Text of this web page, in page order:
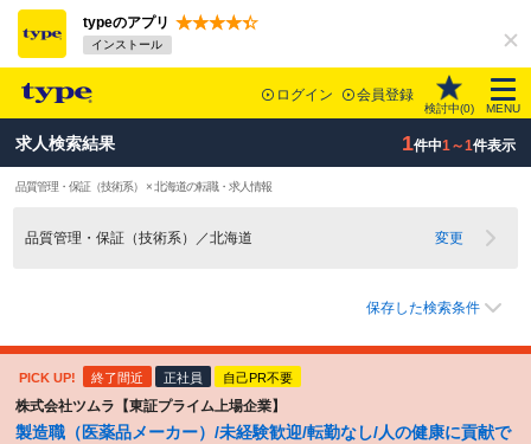
typeのアプリ
インストール
ログイン 会員登録
検討中(0) MENU
求人検索結果 1件中1～1件表示
品質管理・保証（技術系） × 北海道の転職・求人情報
品質管理・保証（技術系）／北海道 変更
保存した検索条件
PICK UP! 終了間近 正社員 自己PR不要
株式会社ツムラ【東証プライム上場企業】
製造職（医薬品メーカー）/未経験歓迎/転勤なし/人の健康に貢献で